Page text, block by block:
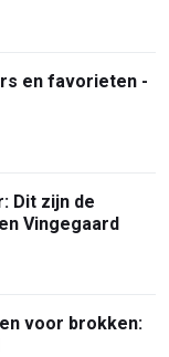
en favorieten -
Dit zijn de
Vingegaard
voor brokken: